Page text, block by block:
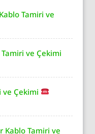
Tamiri ve
ve Çekimi
ve Çekimi
Kablo Tamiri ve